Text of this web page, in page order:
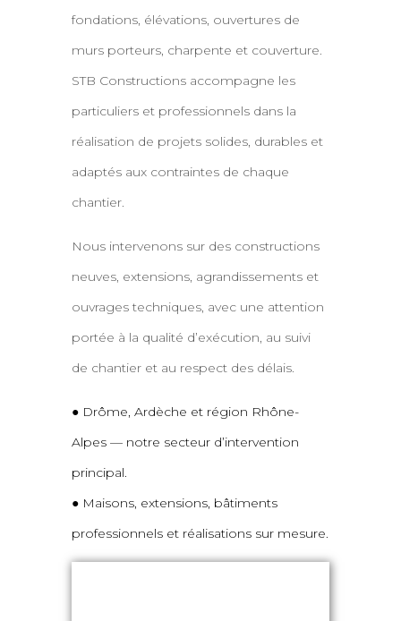
fondations, élévations, ouvertures de
murs porteurs, charpente et couverture.
STB Constructions accompagne les
particuliers et professionnels dans la
réalisation de projets solides, durables et
adaptés aux contraintes de chaque
chantier.
Nous intervenons sur des constructions
neuves, extensions, agrandissements et
ouvrages techniques, avec une attention
portée à la qualité d’exécution, au suivi
de chantier et au respect des délais.
● Drôme, Ardèche et région Rhône-
Alpes — notre secteur d’intervention
principal.
● Maisons, extensions, bâtiments
professionnels et réalisations sur mesure.